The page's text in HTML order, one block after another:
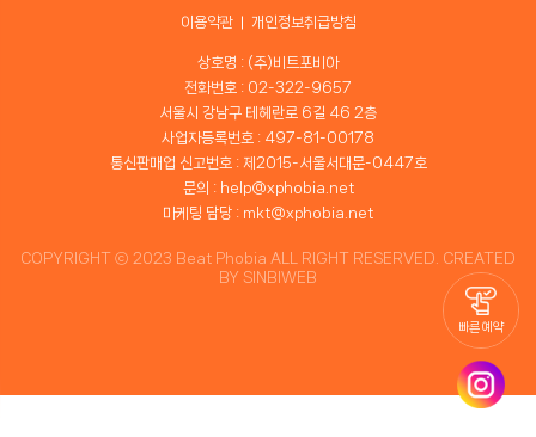
빠른 예약
이용약관 개인정보취급방침
상호명 : (주)비트포비아
전화번호 : 02-322-9657
서울시 강남구 테헤란로 6길 46 2층
사업자등록번호 : 497-81-00178
통신판매업 신고번호 : 제2015-서울서대문-0447호
문의 : help@xphobia.net
마케팅 담당 : mkt@xphobia.net
COPYRIGHT ⓒ 2023 Beat Phobia ALL RIGHT RESERVED. CREATED
BY SINBIWEB